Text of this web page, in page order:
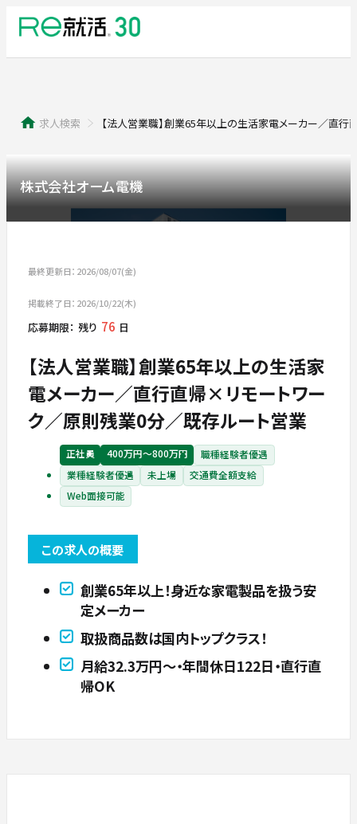
求人検索 【法人営業職】創業65年以上の生活家電メーカー／直
株式会社オーム電機
最終更新日：2026/08/07(金)
掲載終了日：2026/10/22(木)
応募期限： 残り 76 日
【法人営業職】創業65年以上の生活家
電メーカー／直行直帰×リモートワー
ク／原則残業0分／既存ルート営業
正社員 400万円〜800万円
職種経験者優遇
業種経験者優遇
未上場
交通費全額支給
Web面接可能
この求人の概要
創業65年以上！身近な家電製品を扱う安
定メーカー
取扱商品数は国内トップクラス！
月給32.3万円～・年間休日122日・直行直
帰OK